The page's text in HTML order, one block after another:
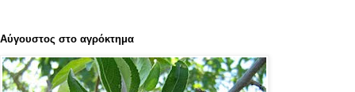
Αύγουστος στο αγρόκτημα